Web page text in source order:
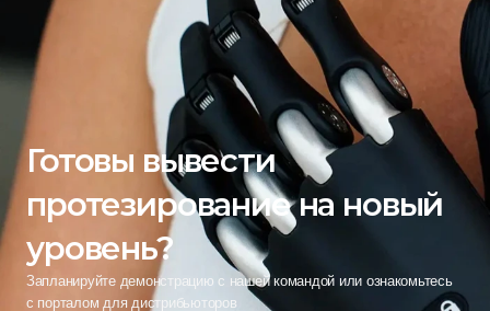
Готовы вывести
протезирование на новый
уровень?
Запланируйте демонстрацию с нашей командой или ознакомьтесь
с порталом для дистрибьюторов